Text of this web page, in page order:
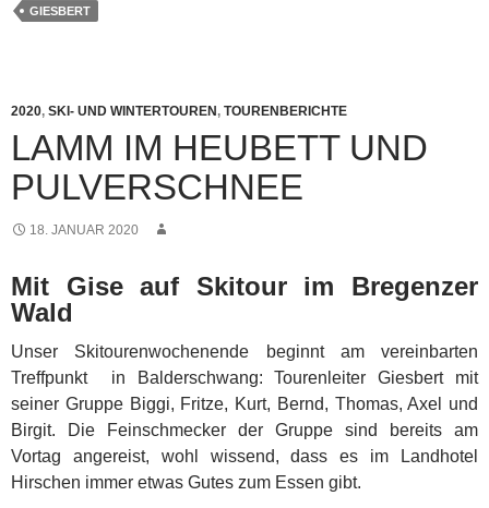
GIESBERT
2020, SKI- UND WINTERTOUREN, TOURENBERICHTE
LAMM IM HEUBETT UND
PULVERSCHNEE
18. JANUAR 2020
Mit Gise auf Skitour im Bregenzer
Wald
Unser Skitourenwochenende beginnt am vereinbarten
Treffpunkt in Balderschwang: Tourenleiter Giesbert mit
seiner Gruppe Biggi, Fritze, Kurt, Bernd, Thomas, Axel und
Birgit.
Die Feinschmecker der Gruppe sind bereits am
Vortag angereist, wohl wissend, dass es im Landhotel
Hirschen immer etwas Gutes zum Essen gibt.